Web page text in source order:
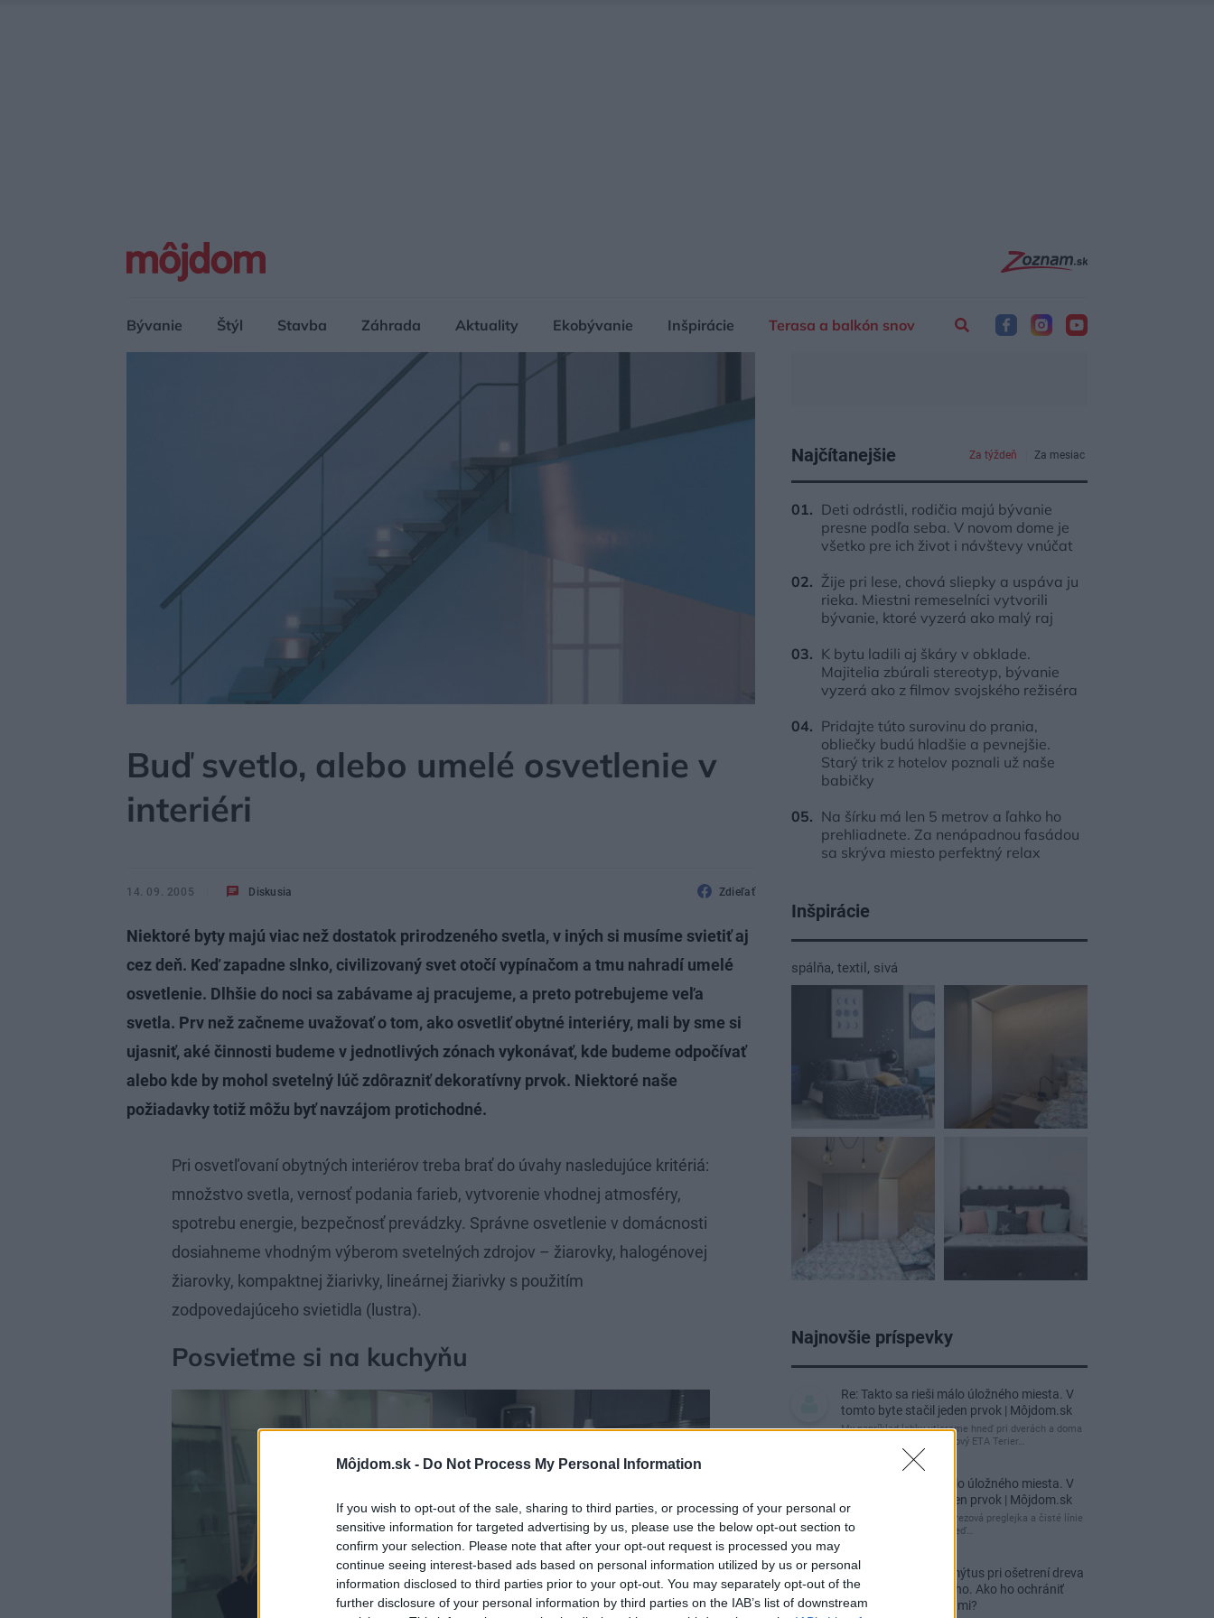
Môjdom.sk - Do Not Process My Personal Information
If you wish to opt-out of the sale, sharing to third parties, or processing of your personal or
sensitive information for targeted advertising by us, please use the below opt-out section to
confirm your selection. Please note that after your opt-out request is processed you may
continue seeing interest-based ads based on personal information utilized by us or personal
information disclosed to third parties prior to your opt-out. You may separately opt-out of the
further disclosure of your personal information by third parties on the IAB’s list of downstream
Bývanie Štýl Stavba Záhrada Aktuality Ekobývanie Inšpirácie Terasa a balkón snov
Buď svetlo, alebo umelé osvetlenie v
interiéri
14. 09. 2005 Diskusia Zdieľať
Niektoré byty majú viac než dostatok prirodzeného svetla, v iných si musíme svietiť aj
cez deň. Keď zapadne slnko, civilizovaný svet otočí vypínačom a tmu nahradí umelé
osvetlenie. Dlhšie do noci sa zabávame aj pracujeme, a preto potrebujeme veľa
svetla. Prv než začneme uvažovať o tom, ako osvetliť obytné interiéry, mali by sme si
ujasniť, aké činnosti budeme v jednotlivých zónach vykonávať, kde budeme odpočívať
alebo kde by mohol svetelný lúč zdôrazniť dekoratívny prvok. Niektoré naše
požiadavky totiž môžu byť navzájom protichodné.
Pri osvetľovaní obytných interiérov treba brať do úvahy nasledujúce kritériá:
množstvo svetla, vernosť podania farieb, vytvorenie vhodnej atmosféry,
spotrebu energie, bezpečnosť prevádzky. Správne osvetlenie v domácnosti
dosiahneme vhodným výberom svetelných zdrojov – žiarovky, halogénovej
žiarovky, kompaktnej žiarivky, lineárnej žiarivky s použitím
zodpovedajúceho svietidla (lustra).
Posvieťme si na kuchyňu
Najčítanejšie Za týždeň Za mesiac
Deti odrástli, rodičia majú bývanie
presne podľa seba. V novom dome je
všetko pre ich život i návštevy vnúčat
Žije pri lese, chová sliepky a uspáva ju
rieka. Miestni remeselníci vytvorili
bývanie, ktoré vyzerá ako malý raj
K bytu ladili aj škáry v obklade.
Majitelia zbúrali stereotyp, bývanie
vyzerá ako z filmov svojského režiséra
Pridajte túto surovinu do prania,
obliečky budú hladšie a pevnejšie.
Starý trik z hotelov poznali už naše
babičky
Na šírku má len 5 metrov a ľahko ho
prehliadnete. Za nenápadnou fasádou
sa skrýva miesto perfektný relax
Inšpirácie
spálňa, textil , sivá
Najnovšie príspevky
Re: Takto sa rieši málo úložného miesta. V
tomto byte stačil jeden prvok | Môjdom.sk
My napríklad labky utierame hneď pri dverách a doma
pred dvere používame tyčový ETA Terier…
Re: Takto sa rieši málo úložného miesta. V
tomto byte stačil jeden prvok | Môjdom.sk
Dizajn je to nádherný, tá brezová preglejka a čisté línie
vyzerajú super. Ale vždy, keď…
Re: Toto je najväčší mýtus pri ošetrení dreva
a môže vás vyjsť draho. Ako ho ochrániť
pred hnitím a škodcami?